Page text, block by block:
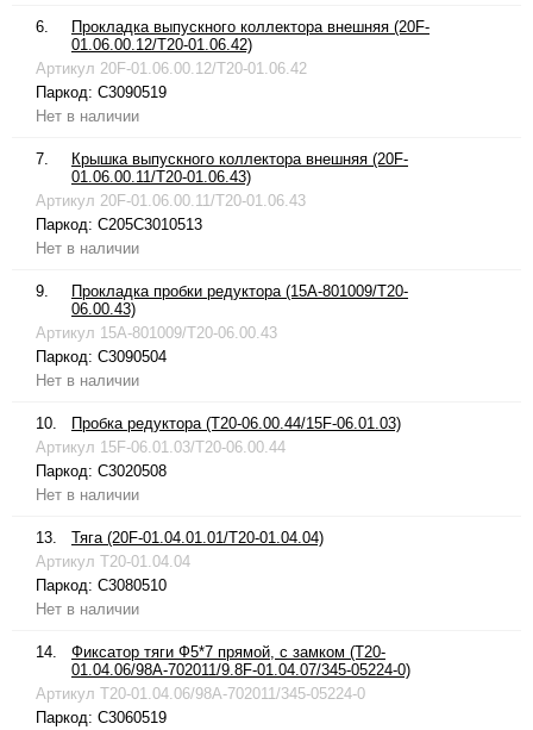
6.
Прокладка выпускного коллектора внешняя (20F-
01.06.00.12/T20-01.06.42)
Артикул 20F-01.06.00.12/T20-01.06.42
Паркод: C3090519
Нет в наличии
7.
Крышка выпускного коллектора внешняя (20F-
01.06.00.11/T20-01.06.43)
Артикул 20F-01.06.00.11/T20-01.06.43
Паркод: C205C3010513
Нет в наличии
9.
Прокладка пробки редуктора (15A-801009/T20-
06.00.43)
Артикул 15A-801009/T20-06.00.43
Паркод: C3090504
Нет в наличии
10.
Пробка редуктора (T20-06.00.44/15F-06.01.03)
Артикул 15F-06.01.03/T20-06.00.44
Паркод: C3020508
Нет в наличии
13.
Тяга (20F-01.04.01.01/T20-01.04.04)
Артикул T20-01.04.04
Паркод: C3080510
Нет в наличии
14.
Фиксатор тяги Ф5*7 прямой, с замком (T20-
01.04.06/98A-702011/9.8F-01.04.07/345-05224-0)
Артикул T20-01.04.06/98A-702011/345-05224-0
Паркод: C3060519